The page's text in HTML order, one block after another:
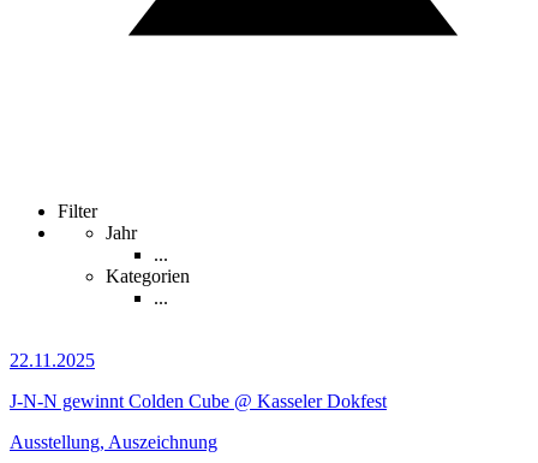
Filter
Jahr
...
Kategorien
...
22.11.2025
J-N-N gewinnt Colden Cube @ Kasseler Dokfest
Ausstellung, Auszeichnung